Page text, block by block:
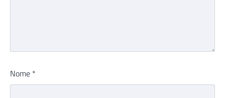
Nome *